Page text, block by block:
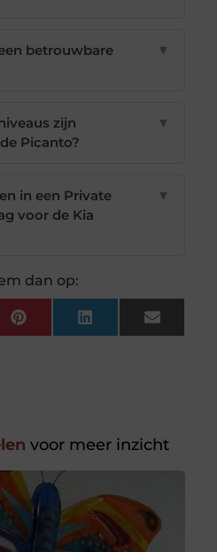
betrouwbare
▼
zijn
Picanto?
▼
in een Private
voor de Kia
▼
dan op:
Pinterest LinkedIn Email
voor meer inzicht